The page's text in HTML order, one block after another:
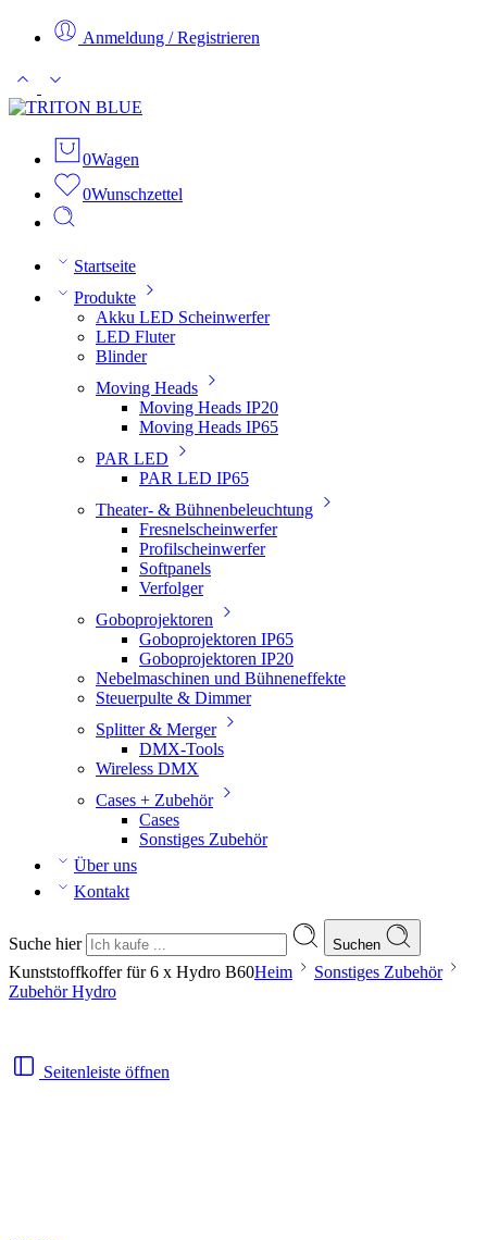
Anmeldung / Registrieren
0Wagen
0Wunschzettel
Startseite
Produkte
Akku LED Scheinwerfer
LED Fluter
Blinder
Moving Heads
Moving Heads IP20
Moving Heads IP65
PAR LED
PAR LED IP65
Theater- & Bühnenbeleuchtung
Fresnelscheinwerfer
Profilscheinwerfer
Softpanels
Verfolger
Goboprojektoren
Goboprojektoren IP65
Goboprojektoren IP20
Nebelmaschinen und Bühneneffekte
Steuerpulte & Dimmer
Splitter & Merger
DMX-Tools
Wireless DMX
Cases + Zubehör
Cases
Sonstiges Zubehör
Über uns
Kontakt
Suche hier Suchen
Kunststoffkoffer für 6 x Hydro B60Heim
Sonstiges Zubehör
Zubehör Hydro
Seitenleiste öffnen